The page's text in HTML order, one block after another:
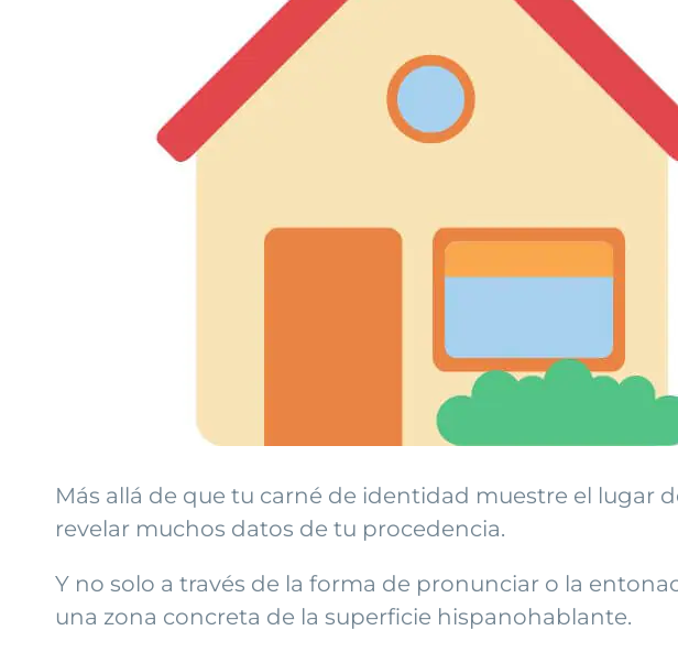
Más allá de que tu carné de identidad muestre el lugar
revelar muchos datos de tu procedencia.
Y no solo a través de la forma de pronunciar o la
una zona concreta de la superficie hispanohablante.